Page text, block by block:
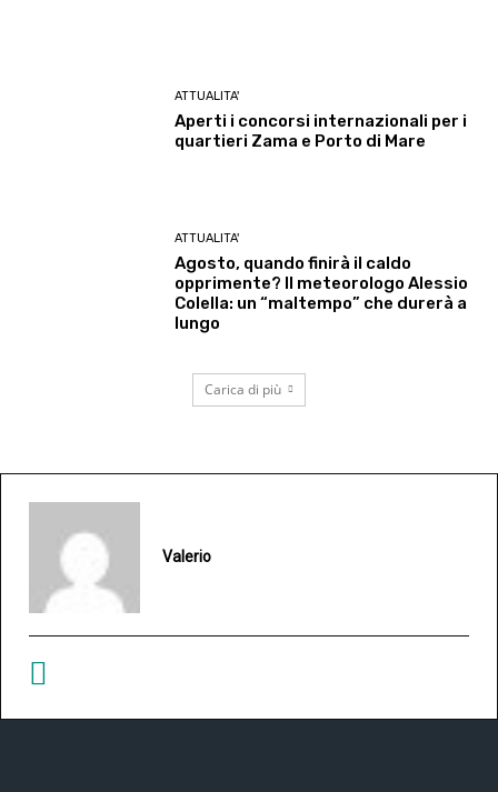
ATTUALITA'
Aperti i concorsi internazionali per i
quartieri Zama e Porto di Mare
ATTUALITA'
Agosto, quando finirà il caldo
opprimente? Il meteorologo Alessio
Colella: un “maltempo” che durerà a
lungo
Carica di più
Valerio